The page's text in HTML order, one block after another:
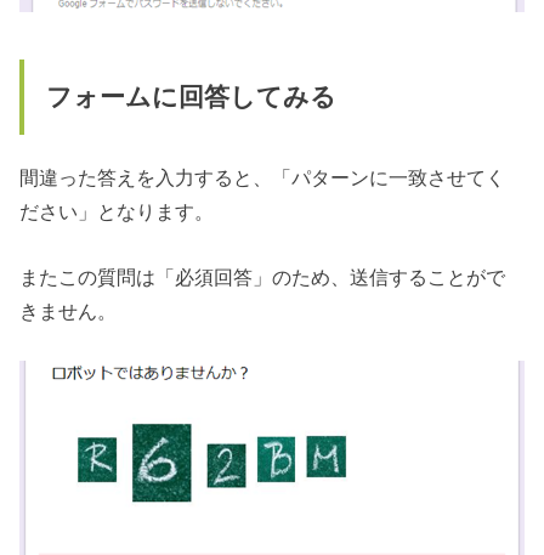
フォームに回答してみる
間違った答えを入力すると、「パターンに一致させてく
ださい」となります。
またこの質問は「必須回答」のため、送信することがで
きません。